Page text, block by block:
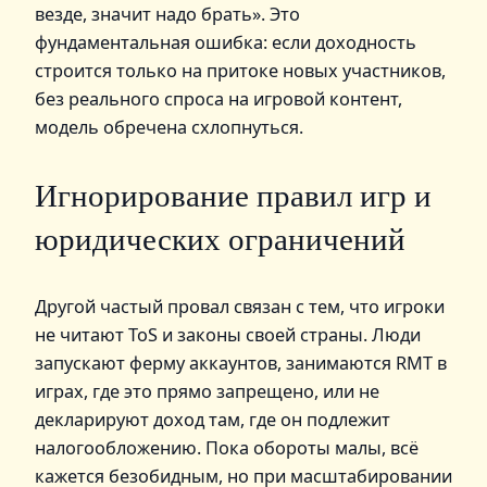
везде, значит надо брать». Это
фундаментальная ошибка: если доходность
строится только на притоке новых участников,
без реального спроса на игровой контент,
модель обречена схлопнуться.
Игнорирование правил игр и
юридических ограничений
Другой частый провал связан с тем, что игроки
не читают ToS и законы своей страны. Люди
запускают ферму аккаунтов, занимаются RMT в
играх, где это прямо запрещено, или не
декларируют доход там, где он подлежит
налогообложению. Пока обороты малы, всё
кажется безобидным, но при масштабировании